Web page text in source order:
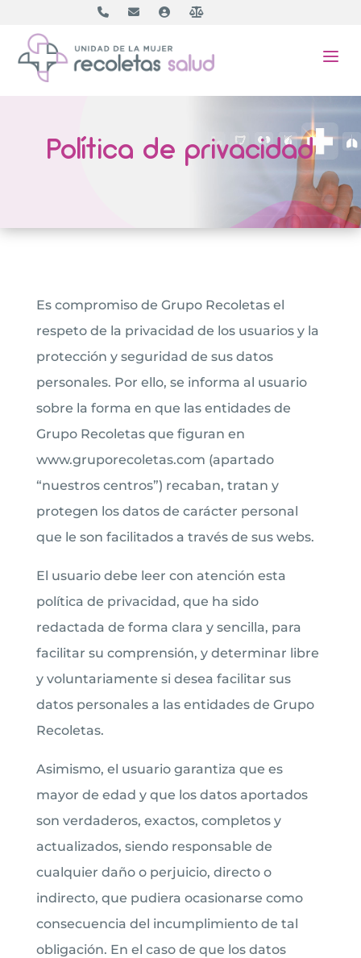
a
Política de privacidad
Es compromiso de Grupo Recoletas el
respeto de la privacidad de los usuarios y la
protección y seguridad de sus datos
personales. Por ello, se informa al usuario
sobre la forma en que las entidades de
Grupo Recoletas que figuran en
www.gruporecoletas.com (apartado
“nuestros centros”) recaban, tratan y
protegen los datos de carácter personal
que le son facilitados a través de sus webs.
El usuario debe leer con atención esta
política de privacidad, que ha sido
redactada de forma clara y sencilla, para
facilitar su comprensión, y determinar libre
y voluntariamente si desea facilitar sus
datos personales a las entidades de Grupo
Recoletas.
Asimismo, el usuario garantiza que es
mayor de edad y que los datos aportados
son verdaderos, exactos, completos y
actualizados, siendo responsable de
cualquier daño o perjuicio, directo o
indirecto, que pudiera ocasionarse como
consecuencia del incumplimiento de tal
obligación. En el caso de que los datos